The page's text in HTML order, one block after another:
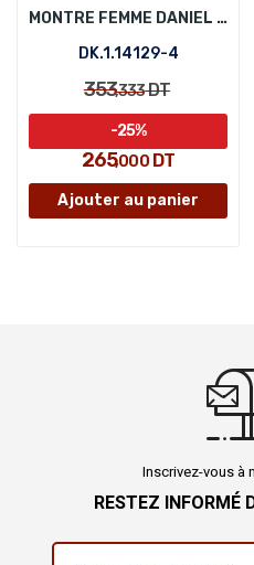
MONTRE FEMME DANIEL KLEIN DK.1.14129-4
DK.1.14129-4
353,333DT
265,000DT
-25%
Ajouter au panier
Inscrivez-vous à
RESTEZ INFORMÉ